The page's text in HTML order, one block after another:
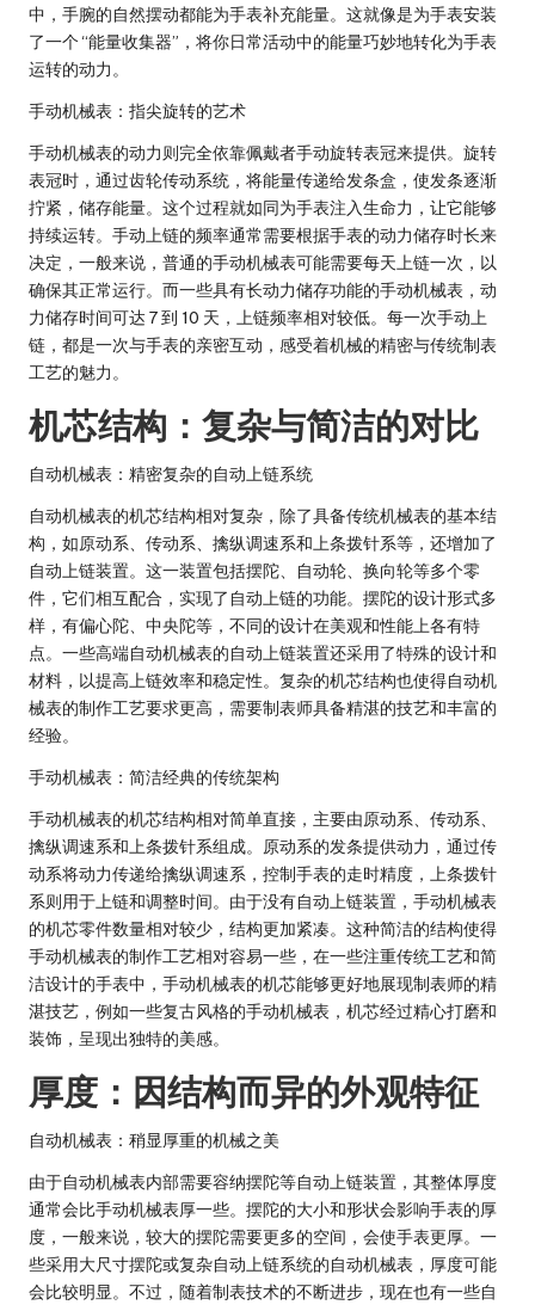
中，手腕的自然摆动都能为手表补充能量。这就像是为手表安装
了一个 “能量收集器”，将你日常活动中的能量巧妙地转化为手表
运转的动力。
手动机械表：指尖旋转的艺术
手动机械表的动力则完全依靠佩戴者手动旋转表冠来提供。旋转
表冠时，通过齿轮传动系统，将能量传递给发条盒，使发条逐渐
拧紧，储存能量。这个过程就如同为手表注入生命力，让它能够
持续运转。手动上链的频率通常需要根据手表的动力储存时长来
决定，一般来说，普通的手动机械表可能需要每天上链一次，以
确保其正常运行。而一些具有长动力储存功能的手动机械表，动
力储存时间可达 7 到 10 天，上链频率相对较低。每一次手动上
链，都是一次与手表的亲密互动，感受着机械的精密与传统制表
工艺的魅力。
机芯结构：复杂与简洁的对比
自动机械表：精密复杂的自动上链系统
自动机械表的机芯结构相对复杂，除了具备传统机械表的基本结
构，如原动系、传动系、擒纵调速系和上条拨针系等，还增加了
自动上链装置。这一装置包括摆陀、自动轮、换向轮等多个零
件，它们相互配合，实现了自动上链的功能。摆陀的设计形式多
样，有偏心陀、中央陀等，不同的设计在美观和性能上各有特
点。一些高端自动机械表的自动上链装置还采用了特殊的设计和
材料，以提高上链效率和稳定性。复杂的机芯结构也使得自动机
械表的制作工艺要求更高，需要制表师具备精湛的技艺和丰富的
经验。
手动机械表：简洁经典的传统架构
手动机械表的机芯结构相对简单直接，主要由原动系、传动系、
擒纵调速系和上条拨针系组成。原动系的发条提供动力，通过传
动系将动力传递给擒纵调速系，控制手表的走时精度，上条拨针
系则用于上链和调整时间。由于没有自动上链装置，手动机械表
的机芯零件数量相对较少，结构更加紧凑。这种简洁的结构使得
手动机械表的制作工艺相对容易一些，在一些注重传统工艺和简
洁设计的手表中，手动机械表的机芯能够更好地展现制表师的精
湛技艺，例如一些复古风格的手动机械表，机芯经过精心打磨和
装饰，呈现出独特的美感。
厚度：因结构而异的外观特征
自动机械表：稍显厚重的机械之美
由于自动机械表内部需要容纳摆陀等自动上链装置，其整体厚度
通常会比手动机械表厚一些。摆陀的大小和形状会影响手表的厚
度，一般来说，较大的摆陀需要更多的空间，会使手表更厚。一
些采用大尺寸摆陀或复杂自动上链系统的自动机械表，厚度可能
会比较明显。不过，随着制表技术的不断进步，现在也有一些自